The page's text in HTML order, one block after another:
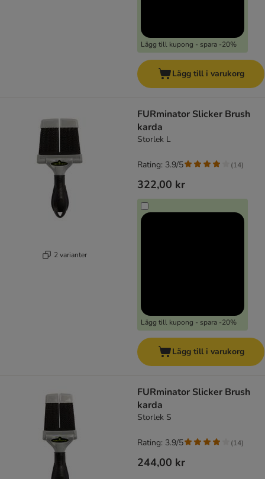
Lägg till kupong - spara -20%
Lägg till i varukorg
2 varianter
FURminator Slicker Brush
karda
Storlek L
322,00 kr
Lägg till kupong - spara -20%
Rating: 3.9/5 (14)
Lägg till i varukorg
FURminator Slicker Brush
karda
Storlek S
244,00 kr
Rating: 3.9/5 (14)